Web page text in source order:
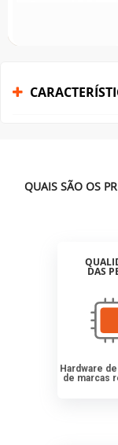
QUAIS SÃO OS
DAS
Hardware
de marcas